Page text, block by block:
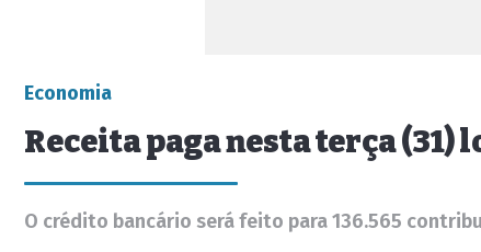
Economia
Receita paga nesta terça
O crédito bancário será feito para 136.565